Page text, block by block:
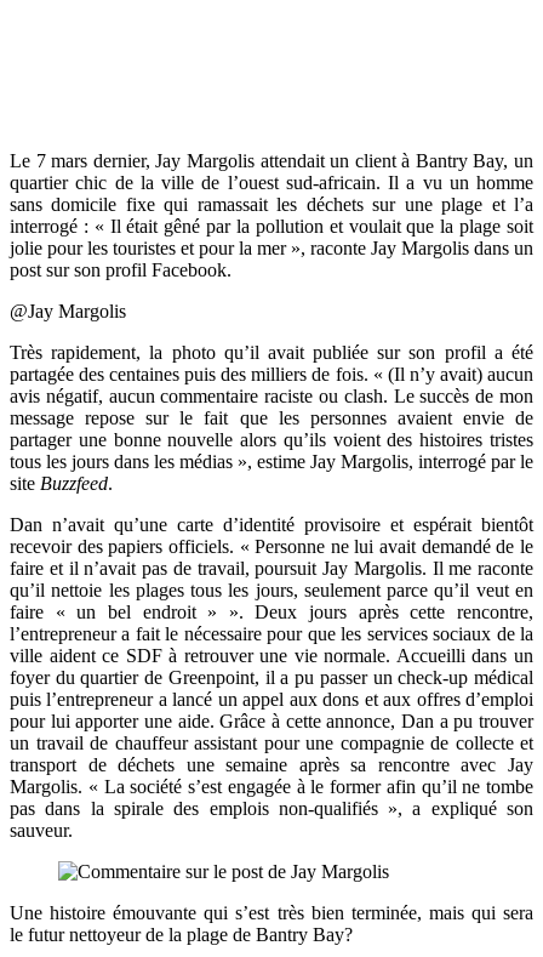
Le 7 mars dernier, Jay Margolis attendait un client à Bantry Bay, un
quartier chic de la ville de l’ouest sud-africain. Il a vu un homme
sans domicile fixe qui ramassait les déchets sur une plage et l’a
interrogé : « Il était gêné par la pollution et voulait que la plage soit
jolie pour les touristes et pour la mer », raconte Jay Margolis dans un
post sur son profil Facebook.
@Jay Margolis
Très rapidement, la photo qu’il avait publiée sur son profil a été
partagée des centaines puis des milliers de fois. « (Il n’y avait) aucun
avis négatif, aucun commentaire raciste ou clash. Le succès de mon
message repose sur le fait que les personnes avaient envie de
partager une bonne nouvelle alors qu’ils voient des histoires tristes
tous les jours dans les médias », estime Jay Margolis, interrogé par le
site Buzzfeed.
Dan n’avait qu’une carte d’identité provisoire et espérait bientôt
recevoir des papiers officiels. « Personne ne lui avait demandé de le
faire et il n’avait pas de travail, poursuit Jay Margolis. Il me raconte
qu’il nettoie les plages tous les jours, seulement parce qu’il veut en
faire « un bel endroit » ». Deux jours après cette rencontre,
l’entrepreneur a fait le nécessaire pour que les services sociaux de la
ville aident ce SDF à retrouver une vie normale. Accueilli dans un
foyer du quartier de Greenpoint, il a pu passer un check-up médical
puis l’entrepreneur a lancé un appel aux dons et aux offres d’emploi
pour lui apporter une aide. Grâce à cette annonce, Dan a pu trouver
un travail de chauffeur assistant pour une compagnie de collecte et
transport de déchets une semaine après sa rencontre avec Jay
Margolis. « La société s’est engagée à le former afin qu’il ne tombe
pas dans la spirale des emplois non-qualifiés », a expliqué son
sauveur.
Une histoire émouvante qui s’est très bien terminée, mais qui sera
le futur nettoyeur de la plage de Bantry Bay?